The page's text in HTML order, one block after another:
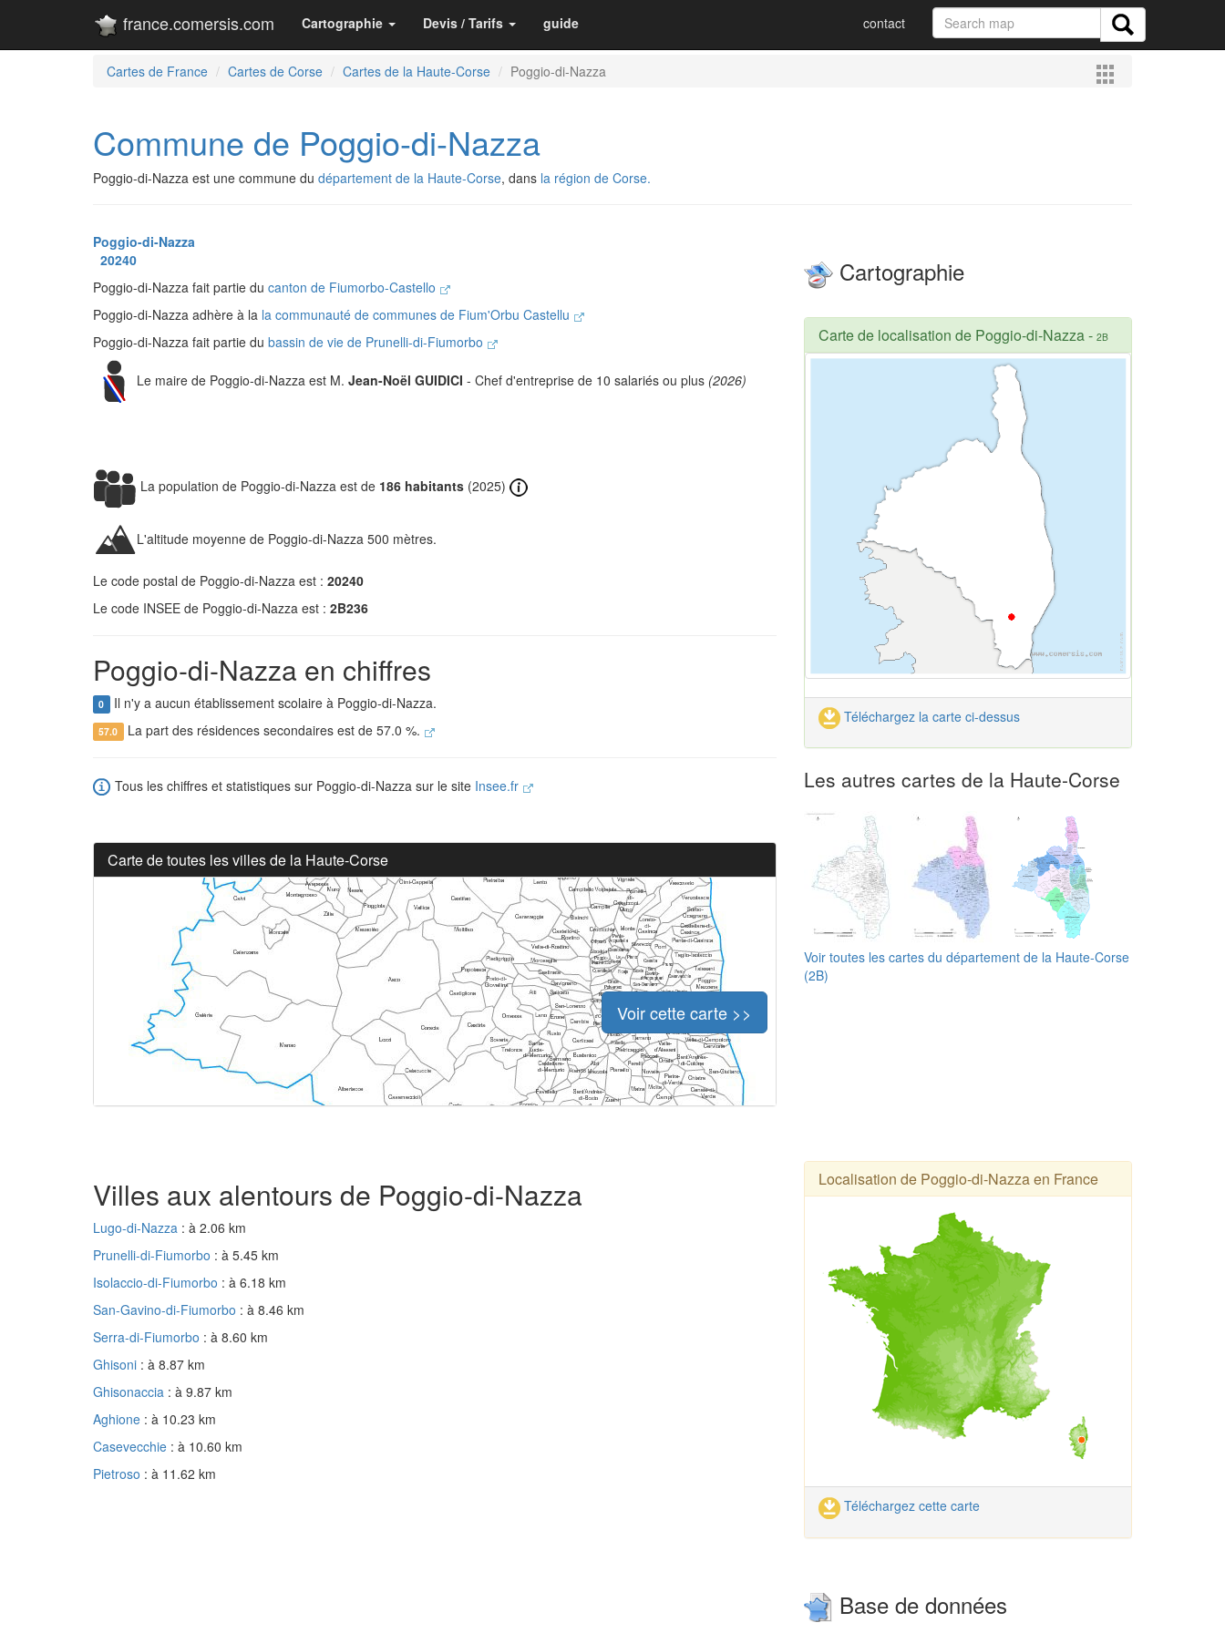
france.comersis.com Cartographie Devis / Tarifs guide contact
Cartes de France Cartes de Corse Cartes de la Haute-Corse Poggio-di-Nazza
Commune de Poggio-di-Nazza
Poggio-di-Nazza est une commune du département de la Haute-Corse, dans la région de Corse.
Poggio-di-Nazza
20240
Poggio-di-Nazza fait partie du canton de Fiumorbo-Castello
Poggio-di-Nazza adhère à la la communauté de communes de Fium'Orbu Castellu
Poggio-di-Nazza fait partie du bassin de vie de Prunelli-di-Fiumorbo
Le maire de Poggio-di-Nazza est M. Jean-Noël GUIDICI - Chef d'entreprise de 10 salariés ou plus (2026)
La population de Poggio-di-Nazza est de 186 habitants (2025)
L'altitude moyenne de Poggio-di-Nazza 500 mètres.
Le code postal de Poggio-di-Nazza est : 20240
Le code INSEE de Poggio-di-Nazza est : 2B236
Poggio-di-Nazza en chiffres
0 Il n'y a aucun établissement scolaire à Poggio-di-Nazza.
57.0 La part des résidences secondaires est de 57.0 %.
Tous les chiffres et statistiques sur Poggio-di-Nazza sur le site Insee.fr
Carte de toutes les villes de la Haute-Corse
Voir cette carte >>
Cartographie
Carte de localisation de Poggio-di-Nazza- 2B
Téléchargez la carte ci-dessus
Les autres cartes de la Haute-Corse
Voir toutes les cartes du département de la Haute-Corse
(2B)
Villes aux alentours de Poggio-di-Nazza
Lugo-di-Nazza : à 2.06 km
Prunelli-di-Fiumorbo : à 5.45 km
Isolaccio-di-Fiumorbo : à 6.18 km
San-Gavino-di-Fiumorbo : à 8.46 km
Serra-di-Fiumorbo : à 8.60 km
Ghisoni : à 8.87 km
Ghisonaccia : à 9.87 km
Aghione : à 10.23 km
Casevecchie : à 10.60 km
Pietroso : à 11.62 km
Localisation de Poggio-di-Nazza en France
Téléchargez cette carte
Base de données